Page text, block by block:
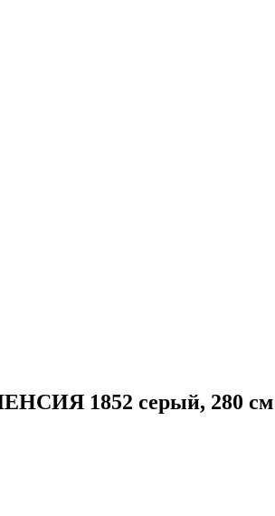
1852 серый, 280 см